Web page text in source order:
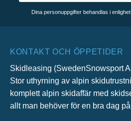
Dina personuppgifter behandlas i
KONTAKT OCH ÖPPETIDER
Skidleasing (SwedenSnowsport
Stor uthyrning av alpin
komplett alpin skidaffär med
allt man behöver för en bra dag